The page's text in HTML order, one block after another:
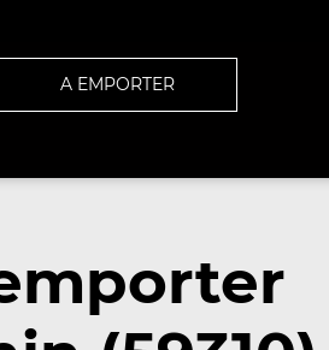
A EMPORTER